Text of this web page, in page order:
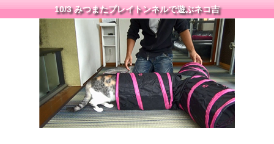
10/3 みつまたプレイトンネルで遊ぶネコ吉